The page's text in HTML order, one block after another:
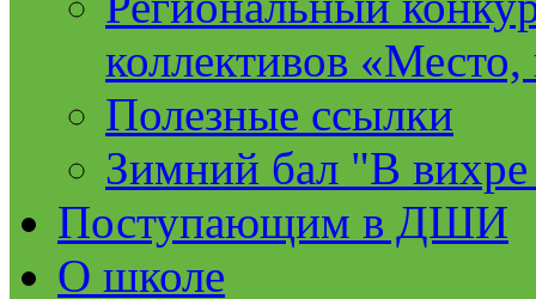
коллективов «Место,
Полезные ссылки
Зимний бал "В вихре
Поступающим в ДШИ
О школе